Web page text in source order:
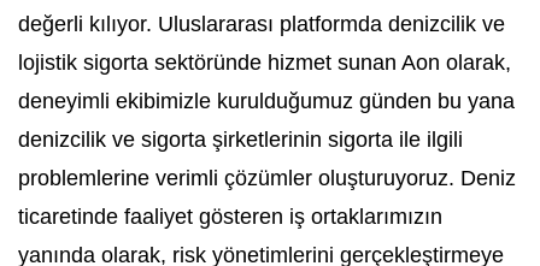
değerli kılıyor. Uluslararası platformda denizcilik ve
lojistik sigorta sektöründe hizmet sunan Aon olarak,
deneyimli ekibimizle kurulduğumuz günden bu yana
denizcilik ve sigorta şirketlerinin sigorta ile ilgili
problemlerine verimli çözümler oluşturuyoruz. Deniz
ticaretinde faaliyet gösteren iş ortaklarımızın
yanında olarak, risk yönetimlerini gerçekleştirmeye